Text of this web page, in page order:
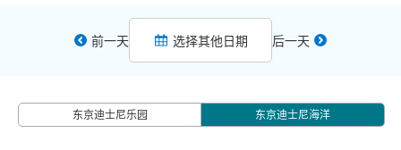
前一天 选择其他日期 后一天
东京迪士尼乐园 东京迪士尼海洋